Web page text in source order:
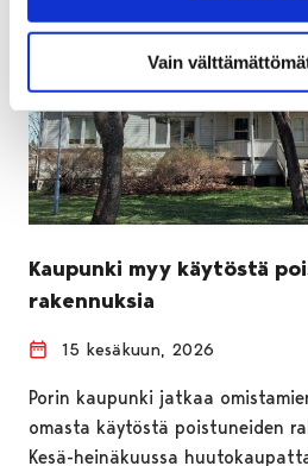
Vain
Kaupunki myy käytöstä
rakennuksia
15 kesäkuun, 2026
Porin kaupunki jatkaa
omasta käytöstä poistuneiden
Kesä-heinäkuussa